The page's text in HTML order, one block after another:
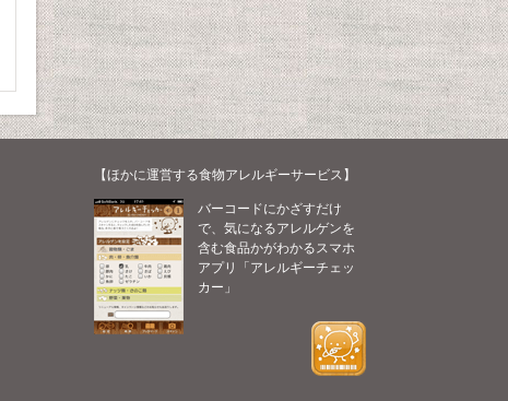
【ほかに運営する食物アレルギーサービス】
バーコードにかざすだけ
で、気になるアレルゲンを
含む食品かがわかるスマホ
アプリ「アレルギーチェッ
カー」